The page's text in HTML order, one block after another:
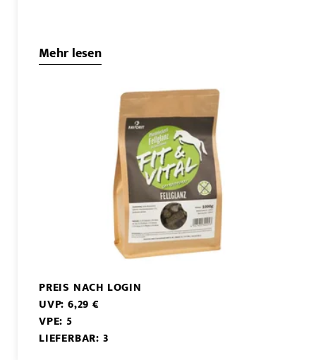
Mehr lesen
PREIS NACH LOGIN
UVP: 6,29 €
VPE: 5
LIEFERBAR: 3